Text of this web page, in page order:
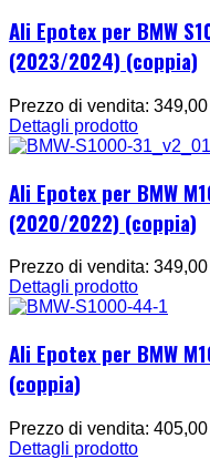
Ali Epotex per BMW
(2023/2024) (coppia)
Prezzo di vendita:
Dettagli prodotto
Ali Epotex per BMW
(2020/2022) (coppia)
Prezzo di vendita:
Dettagli prodotto
Ali Epotex per BMW
(coppia)
Prezzo di vendita:
Dettagli prodotto